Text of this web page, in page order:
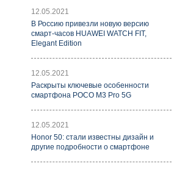
12.05.2021
В Россию привезли новую версию
смарт-часов HUAWEI WATCH FIT,
Elegant Edition
12.05.2021
Раскрыты ключевые особенности
смартфона POCO M3 Pro 5G
12.05.2021
Honor 50: стали известны дизайн и
другие подробности о смартфоне